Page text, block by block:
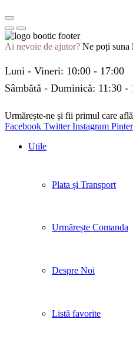
Ai nevoie de ajutor? Ne poți suna
Luni - Vineri: 10:00 - 17:00
Sâmbătă - Duminică: 11:30 -
Urmărește-ne și fii primul care
Facebook Twitter Instagram
Utile
Plata și Transport
Urmărește Comanda
Despre Noi
Listă favorite